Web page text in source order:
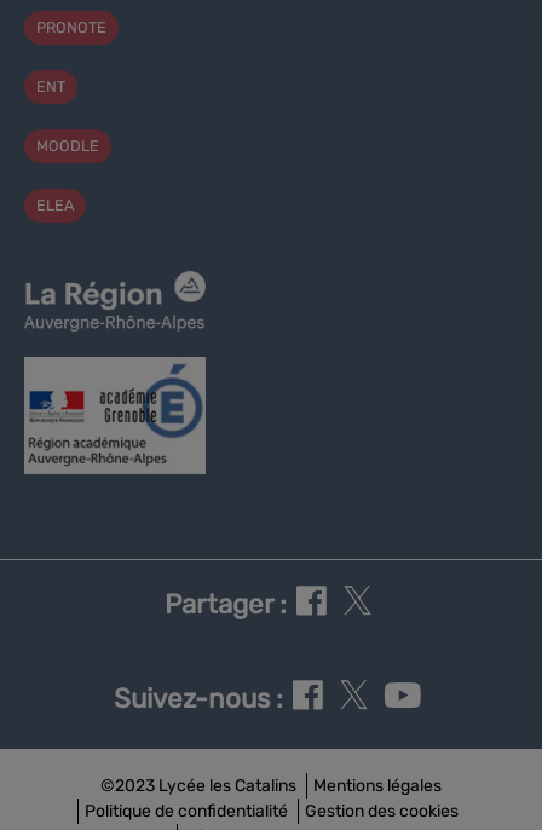
PRONOTE
ENT
MOODLE
ELEA
Partager :
Suivez-nous :
©2023 Lycée les Catalins
Mentions légales
Politique de confidentialité
Gestion des cookies